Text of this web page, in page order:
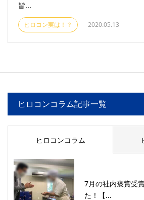
皆...
ヒロコン実は！？ 2020.05.13
ヒロコンコラム記事一覧
ヒロコンコラム
7月の社内褒賞受
た！【...